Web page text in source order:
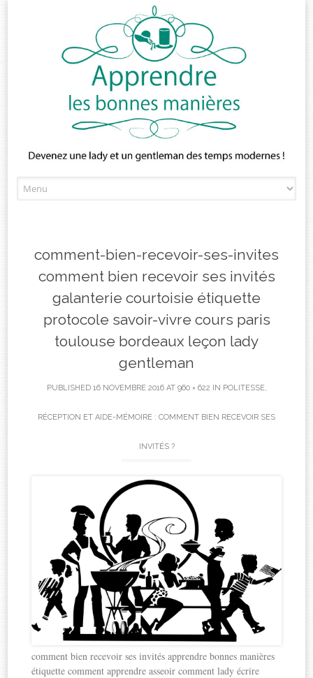
to
comment-bien-recevoir-ses-invites
comment bien recevoir ses invités
galanterie courtoisie étiquette
protocole savoir-vivre cours paris
toulouse bordeaux leçon lady
gentleman
PUBLISHED 16 NOVEMBRE 2016AT 960 × 622 IN POLITESSE,
RÉCEPTION ET AIDE-MÉMOIRE : COMMENT BIEN RECEVOIR SES
INVITÉS ?
comment bien recevoir ses invités apprendre bonnes manières
étiquette comment apprendre asseoir comment lady écrire